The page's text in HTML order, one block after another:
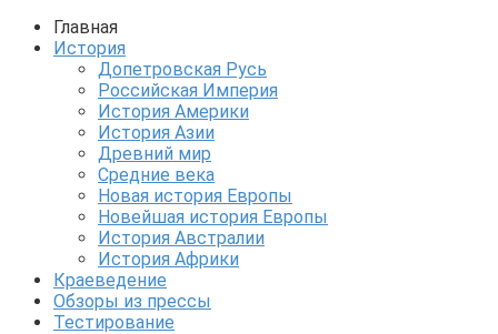
Главная
История
Допетровская Русь
Российская Империя
История Америки
История Азии
Древний мир
Средние века
Новая история Европы
Новейшая история Европы
История Австралии
История Африки
Краеведение
Обзоры из прессы
Тестирование